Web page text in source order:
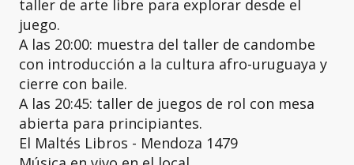
taller de arte libre para explorar desde el
juego.
A las 20:00: muestra del taller de candombe
con introducción a la cultura afro-uruguaya y
cierre con baile.
A las 20:45: taller de juegos de rol con mesa
abierta para principiantes.
El Maltés Libros - Mendoza 1479